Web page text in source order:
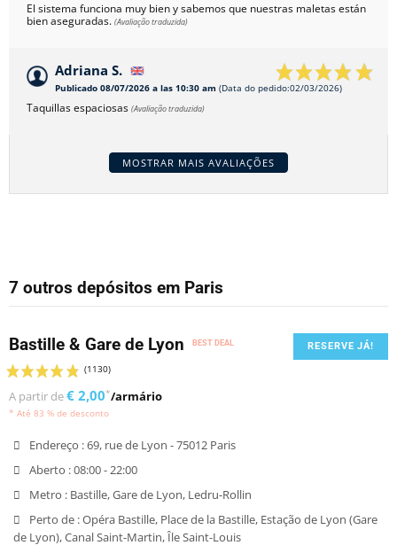
El sistema funciona muy bien y sabemos que nuestras maletas están
bien aseguradas. (Avaliação traduzida)
Adriana S.
Publicado 08/07/2026 a las 10:30 am (Data do pedido:02/03/2026)
Taquillas espaciosas (Avaliação traduzida)
MOSTRAR MAIS AVALIAÇÕES
7 outros depósitos em Paris
Bastille & Gare de Lyon BEST DEAL RESERVE JÁ!
A partir de€ 2,00*/armário
* Até 83 % de desconto
Endereço :69, rue de Lyon - 75012 Paris
Aberto :08:00 - 22:00
Metro : Bastille, Gare de Lyon, Ledru-Rollin
Perto de :Opéra Bastille, Place de la Bastille, Estação de Lyon (Gare
de Lyon), Canal Saint-Martin, Île Saint-Louis